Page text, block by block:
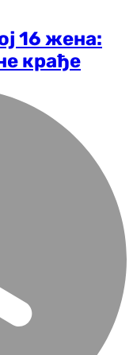
16 жена:
крађе